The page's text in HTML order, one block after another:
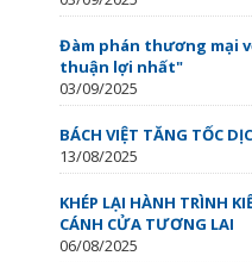
Đàm phán thương mại
thuận lợi nhất"
03/09/2025
BÁCH VIỆT TĂNG TỐC
13/08/2025
KHÉP LẠI HÀNH TRÌNH
CÁNH CỬA TƯƠNG LAI
06/08/2025